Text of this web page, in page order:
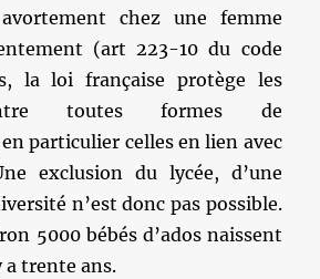
chez une femme
(art 223-10 du code
la loi française protège les
toutes formes de
particulier celles en lien avec
exclusion du lycée, d’une
n’est donc pas possible.
5000 bébés d’ados naissent
a trente ans.